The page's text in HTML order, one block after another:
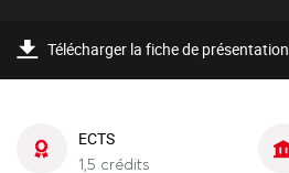
Télécharger la fiche de présentation
ECTS
1,5 crédits